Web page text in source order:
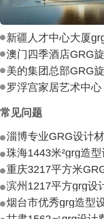
新疆人才中心大厦
澳门四季酒店GRG
美的集团总部GRG
常见问题
烟台市优秀grg造型